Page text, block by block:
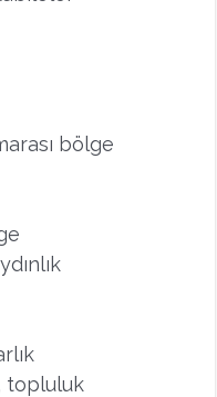
bölge
topluluk